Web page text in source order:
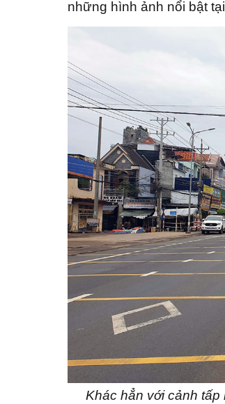
những hình ảnh nổi bật
Khác hẳn với cảnh